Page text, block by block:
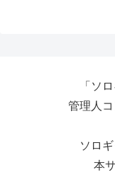
「ソ
管理人コ
ソロ
本